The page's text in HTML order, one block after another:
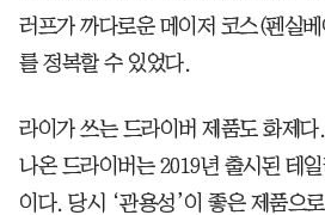
러프가 까다로운 메이저 코스(펜실
를 정복할 수 있었다.
라이가 쓰는 드라이버 제품도 화제
나온 드라이버는 2019년 출시된 테
이다. 당시 ‘관용성’이 좋은 제품으